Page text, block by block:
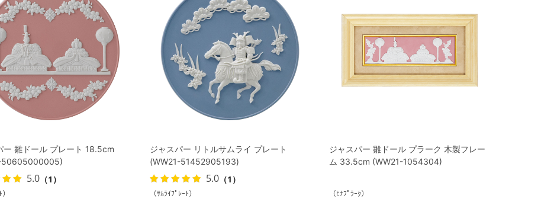
ー 雛ドール プレート 18.5cm
50605000005)
5.0 （1）
ジャスパー リトルサムライ プレート
(WW21-51452905193)
5.0 （1）
（ｻﾑﾗｲﾌﾟﾚｰﾄ）
ジャスパー 雛ドール プラーク 木製フレー
ム 33.5cm (WW21-1054304)
（ﾋﾅﾌﾟﾗｰｸ）